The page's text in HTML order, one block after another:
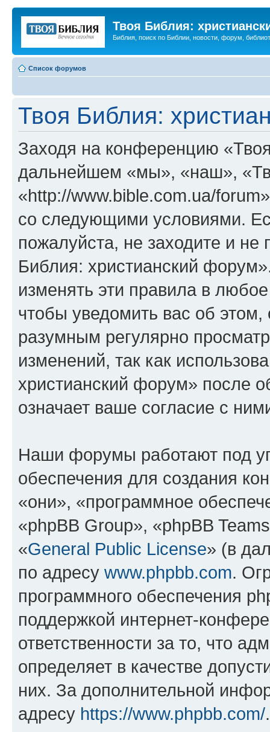
Твоя Библия:
Библия, поиск по Библии, новости, форум,
Список форумов
Твоя Библия:
Заходя на конференцию
дальнейшем «мы», «наш»,
«http://www.bible.com.ua/
со следующими условиями.
пожалуйста, не заходите и
Библия: христианский
изменять эти правила в
чтобы уведомить вас об
разумным регулярно
изменений, так как
христианский форум» после
означает ваше согласие с
Наши форумы работают под
обеспечения для создания
«они», «программное
«phpBB Group», «phpBB
«General Public License» (в
по адресу www.phpbb.com.
программного обеспечения
поддержкой интернет-
ответственности за то, что
определяет в качестве
них. За дополнительной
адресу https://www.phpbb.com/.